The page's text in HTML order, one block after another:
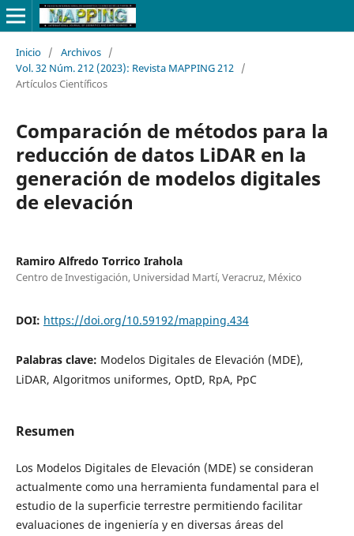
Inicio / Archivos /
Vol. 32 Núm. 212 (2023): Revista MAPPING 212 /
Artículos Científicos
Comparación de métodos para la
reducción de datos LiDAR en la
generación de modelos digitales
de elevación
Ramiro Alfredo Torrico Irahola
Centro de Investigación, Universidad Martí, Veracruz, México
DOI: https://doi.org/10.59192/mapping.434
Palabras clave: Modelos Digitales de Elevación (MDE),
LiDAR, Algoritmos uniformes, OptD, RpA, PpC
Resumen
Los Modelos Digitales de Elevación (MDE) se consideran
actualmente como una herramienta fundamental para el
estudio de la superficie terrestre permitiendo facilitar
evaluaciones de ingeniería y en diversas áreas del